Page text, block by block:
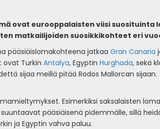
ovat eurooppalaisten viisi
matkailijoiden suosikkikohteet eri
pääsiäislomakohteena jatkaa Gran Canaria
Turkin Antalya, Egyptin Hurghada, sekä
sijaa meillä pitää Rodos Mallorcan sijaan.
Esimerkiksi saksalaisten
pääsiäisenä pidemmälle, sillä
ja Egyptin vahva paluu.